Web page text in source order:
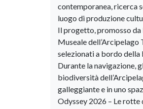
contemporanea, ricerca
luogo di produzione
Il progetto, promosso da
Museale
selezionati a bordo della
Durante la navigazione,
biodiversità
galleggiante e in uno
Odyssey 2026 – Le rotte